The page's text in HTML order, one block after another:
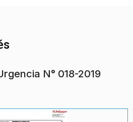
N° 018-2019